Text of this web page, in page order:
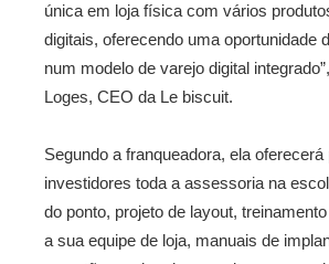
única em loja física com vários
digitais, oferecendo uma oportunidade
num modelo de varejo digital
Loges, CEO da Le biscuit.
Segundo a franqueadora, ela oferecerá
investidores toda a assessoria na
do ponto, projeto de layout,
a sua equipe de loja, manuais de